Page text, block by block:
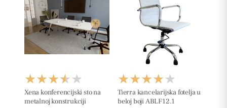
Xena konferencijski sto na
metalnoj konstrukciji
Tierra kancelarijska fotelja u
beloj boji ABLF12.1